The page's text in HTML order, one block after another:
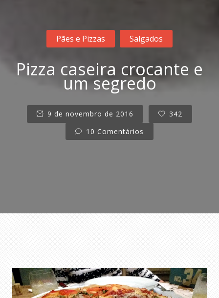
Pães e Pizzas Salgados
Pizza caseira crocante e
um segredo
9 de novembro de 2016
342
10 Comentários